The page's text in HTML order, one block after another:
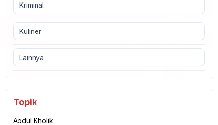
Kriminal
Kuliner
Lainnya
Topik
Abdul Kholik